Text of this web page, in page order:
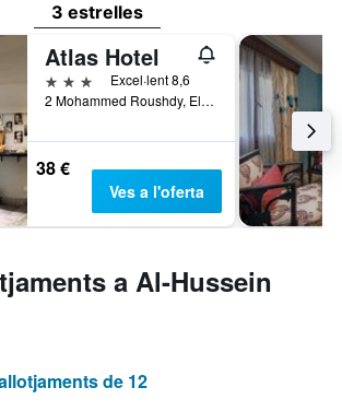
3 estrelles
Atlas Hotel
3 estrellesExcel·lent 8,6
2 Mohammed Roushdy, El Caire, Egipte
38 €
Ves a l'oferta
a Al-Hussein
de 12